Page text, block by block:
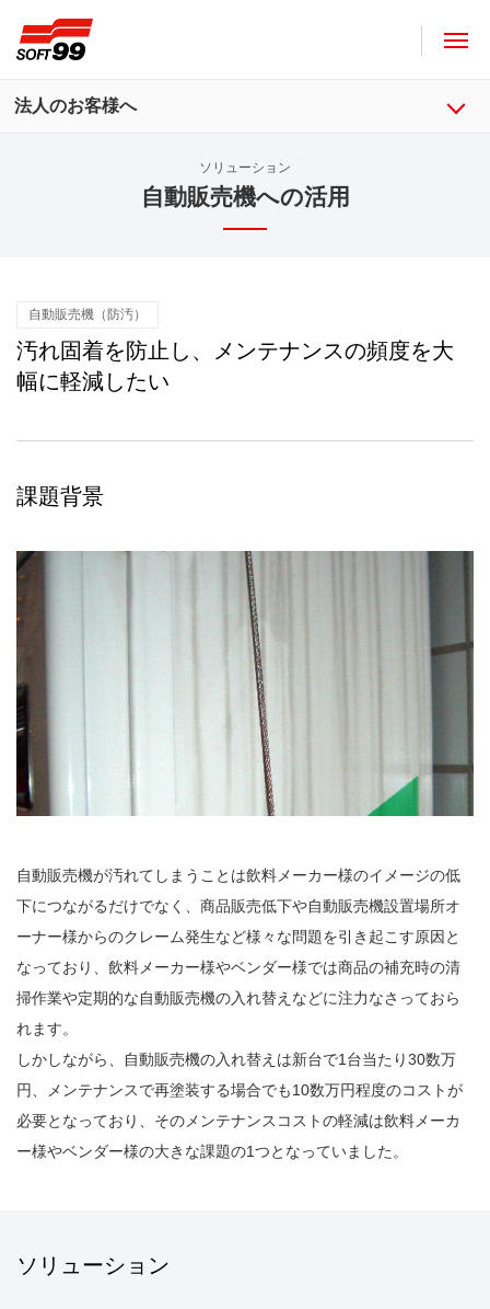
法人のお客様へ
ソリューション
自動販売機への活用
自動販売機（防汚）
汚れ固着を防止し、メンテナンスの頻度を大
幅に軽減したい
課題背景
自動販売機が汚れてしまうことは飲料メーカー様のイメージの低
下につながるだけでなく、商品販売低下や自動販売機設置場所オ
ーナー様からのクレーム発生など様々な問題を引き起こす原因と
なっており、飲料メーカー様やベンダー様では商品の補充時の清
掃作業や定期的な自動販売機の入れ替えなどに注力なさっておら
れます。
しかしながら、自動販売機の入れ替えは新台で1台当たり30数万
円、メンテナンスで再塗装する場合でも10数万円程度のコストが
必要となっており、そのメンテナンスコストの軽減は飲料メーカ
ー様やベンダー様の大きな課題の1つとなっていました。
ソリューション